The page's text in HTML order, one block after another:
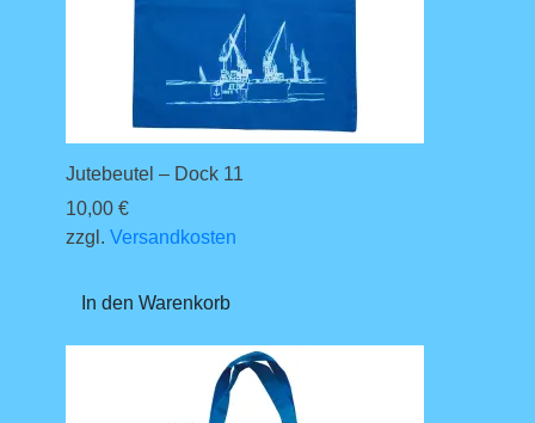
Jutebeutel – Dock 11
10,00 €
zzgl. Versandkosten
In den Warenkorb